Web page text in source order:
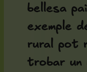
bellesa
exemple
rural pot
trobar un